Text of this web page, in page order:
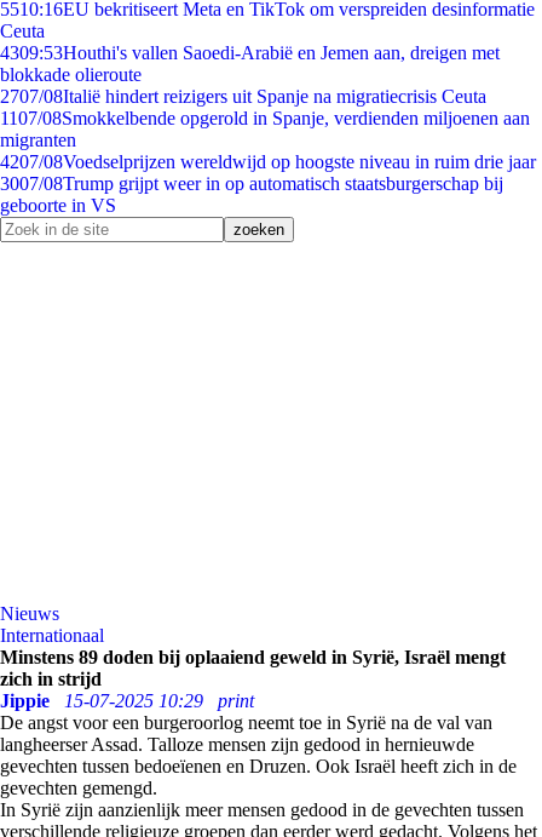
5510:16EU bekritiseert Meta en TikTok om verspreiden desinformatie
Ceuta
4309:53Houthi's vallen Saoedi-Arabië en Jemen aan, dreigen met
blokkade olieroute
2707/08Italië hindert reizigers uit Spanje na migratiecrisis Ceuta
1107/08Smokkelbende opgerold in Spanje, verdienden miljoenen aan
migranten
4207/08Voedselprijzen wereldwijd op hoogste niveau in ruim drie jaar
3007/08Trump grijpt weer in op automatisch staatsburgerschap bij
geboorte in VS
Nieuws
Internationaal
Minstens 89 doden bij oplaaiend geweld in Syrië, Israël mengt
zich in strijd
Jippie
15-07-2025 10:29
print
De angst voor een burgeroorlog neemt toe in Syrië na de val van
langheerser Assad. Talloze mensen zijn gedood in hernieuwde
gevechten tussen bedoeïenen en Druzen. Ook Israël heeft zich in de
gevechten gemengd.
In Syrië zijn aanzienlijk meer mensen gedood in de gevechten tussen
verschillende religieuze groepen dan eerder werd gedacht. Volgens het